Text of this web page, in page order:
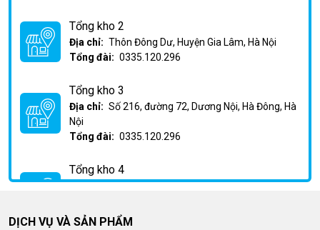
Tổng kho 2
Địa chỉ: Thôn Đông Dư, Huyện Gia Lâm, Hà Nội
Tổng đài: 0335.120.296
Tổng kho 3
Địa chỉ: Số 216, đường 72, Dương Nội, Hà Đông, Hà
Nội
Tổng đài: 0335.120.296
Tổng kho 4
Địa chỉ: Km2 Phan Trọng Tuệ, Huỳnh Cung, Thanh
Tổng đài: 0335.120.296
DỊCH VỤ VÀ SẢN PHẨM